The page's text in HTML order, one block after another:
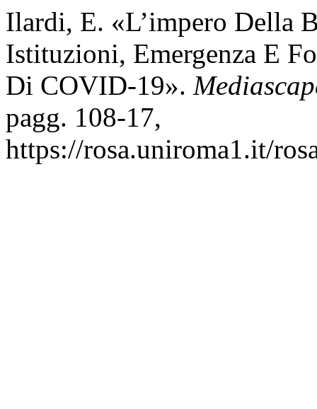
Ilardi, E. «L’impero Della
Istituzioni, Emergenza E
Di COVID-19».
pagg. 108-17,
https://rosa.uniroma1.it/